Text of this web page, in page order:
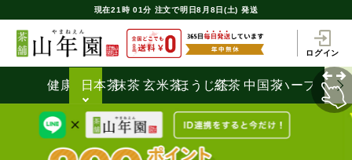
現在21時 01分 注文で明日8月8日(土) 発送
ログイン
健康茶日本茶抹茶 玄米茶ほうじ茶
紅茶 中国茶ハーブティ